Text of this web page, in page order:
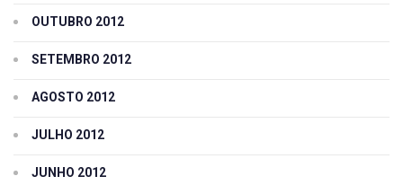
OUTUBRO 2012
SETEMBRO 2012
AGOSTO 2012
JULHO 2012
JUNHO 2012